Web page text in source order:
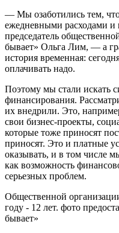
— Мы озаботились тем, что
ежедневными расходами и
председатель
бывает» Ольга Лим, — а
история временная:
оплачивать надо.
Поэтому мы стали искать
финансирования.
их внедрили. Это,
свои бизнес-проекты,
которые тоже приносят
приносят. Это и платные
оказывать, и в том числе
как возможность
серьезных проблем.
Общественной
году - 12 лет. фото
бывает»